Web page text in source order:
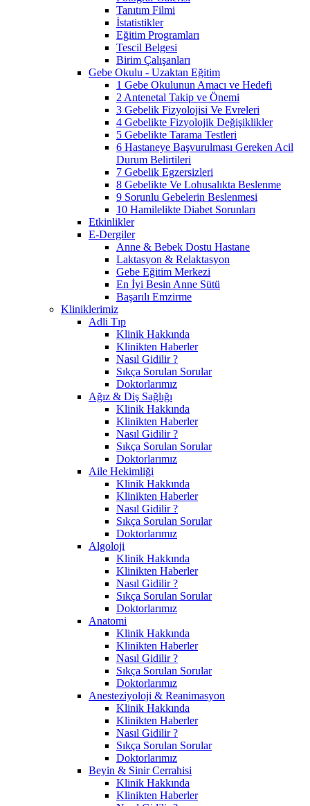
Tanıtım Filmi
İstatistikler
Eğitim Programları
Tescil Belgesi
Birim Çalışanları
Gebe Okulu - Uzaktan Eğitim
1 Gebe Okulunun Amacı ve Hedefi
2 Antenetal Takip ve Önemi
3 Gebelik Fizyolojisi Ve Evreleri
4 Gebelikte Fizyolojik Değişiklikler
5 Gebelikte Tarama Testleri
6 Hastaneye Başvurulması Gereken Acil
Durum Belirtileri
7 Gebelik Egzersizleri
8 Gebelikte Ve Lohusalıkta Beslenme
9 Sorunlu Gebelerin Beslenmesi
10 Hamilelikte Diabet Sorunları
Etkinlikler
E-Dergiler
Anne & Bebek Dostu Hastane
Laktasyon & Relaktasyon
Gebe Eğitim Merkezi
En İyi Besin Anne Sütü
Başarılı Emzirme
Kliniklerimiz
Adli Tıp
Klinik Hakkında
Klinikten Haberler
Nasıl Gidilir ?
Sıkça Sorulan Sorular
Doktorlarımız
Ağız & Diş Sağlığı
Klinik Hakkında
Klinikten Haberler
Nasıl Gidilir ?
Sıkça Sorulan Sorular
Doktorlarımız
Aile Hekimliği
Klinik Hakkında
Klinikten Haberler
Nasıl Gidilir ?
Sıkça Sorulan Sorular
Doktorlarımız
Algoloji
Klinik Hakkında
Klinikten Haberler
Nasıl Gidilir ?
Sıkça Sorulan Sorular
Doktorlarımız
Anatomi
Klinik Hakkında
Klinikten Haberler
Nasıl Gidilir ?
Sıkça Sorulan Sorular
Doktorlarımız
Anesteziyoloji & Reanimasyon
Klinik Hakkında
Klinikten Haberler
Nasıl Gidilir ?
Sıkça Sorulan Sorular
Doktorlarımız
Beyin & Sinir Cerrahisi
Klinik Hakkında
Klinikten Haberler